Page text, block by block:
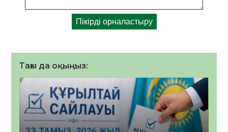
Тағы да оқыңыз: